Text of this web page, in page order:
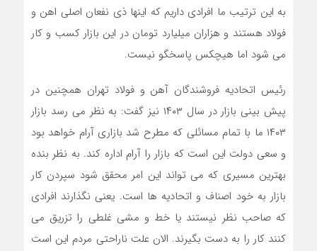
به این ترتیب ما افرادی داریم که اینها ذی نفعان اصلی اهن و
فولاد هستند و هزاران میلیارد تومان در این بازار کسب و کار
می شود اما هیچکس پاسخگو نیست.
رئیس اتحادیه فروشندگان آهن و فولاد تهران همچنین در
پیش بینی بازار در سال ۱۴۰۳ نیز گفت: به نظر می رسد بازار
۱۴۰۳ ما با تمام مسائلی که مطرح شد بازاری آرام خواهد بود
و سعی دولت این است که بازار را آرام اداره کند. به نظر بنده
بهترین مسیری که می تواند این امر محقق شود سپردن کار
بازار به خود اصناف و اتحادیه ها است. یعنی نگذارند افرادی
که صاحب نظر نیستند یا خط و مشی غلطی را تزریق می
کنند کار را به دست بگیرند. الان علت ناراحتی مردم این است